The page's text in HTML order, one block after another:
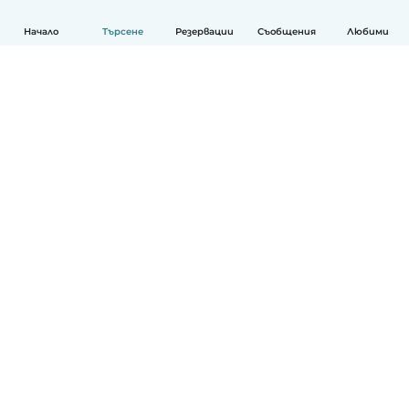
Начало Търсене Резервации Съобщения Любими